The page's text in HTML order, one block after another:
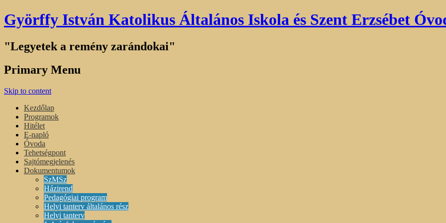
Györffy István Katolikus Általános Iskola és Szent Erzsébet
"Legyetek a remény zarándokai"
Primary Menu
Skip to content
Kezdőlap
Programok
Hitélet
E-napló
Óvoda
Tehetségpont
Sajtómegjelenés
Dokumentumok
SzMSz
Házirend
Pedagógiai program
Helyi tanterv általános rész
Helyi tanterv